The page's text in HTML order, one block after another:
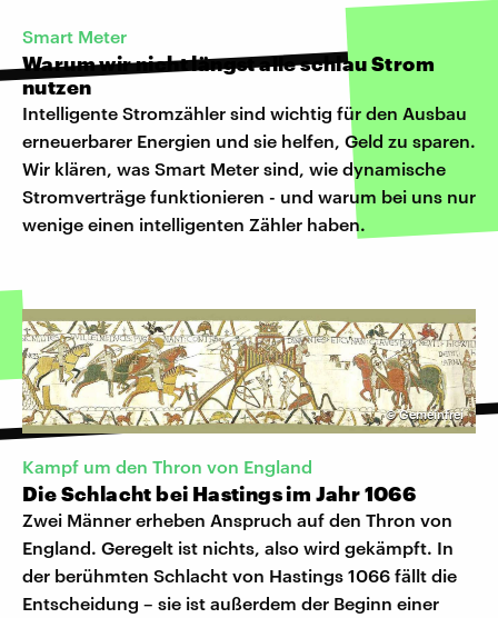
Smart Meter
Warum wir nicht längst alle schlau Strom
nutzen
Intelligente Stromzähler sind wichtig für den Ausbau
erneuerbarer Energien und sie helfen, Geld zu sparen.
Wir klären, was Smart Meter sind, wie dynamische
Stromverträge funktionieren - und warum bei uns nur
wenige einen intelligenten Zähler haben.
©Gemeinfrei
Kampf um den Thron von England
Die Schlacht bei Hastings im Jahr 1066
Zwei Männer erheben Anspruch auf den Thron von
England. Geregelt ist nichts, also wird gekämpft. In
der berühmten Schlacht von Hastings 1066 fällt die
Entscheidung – sie ist außerdem der Beginn einer